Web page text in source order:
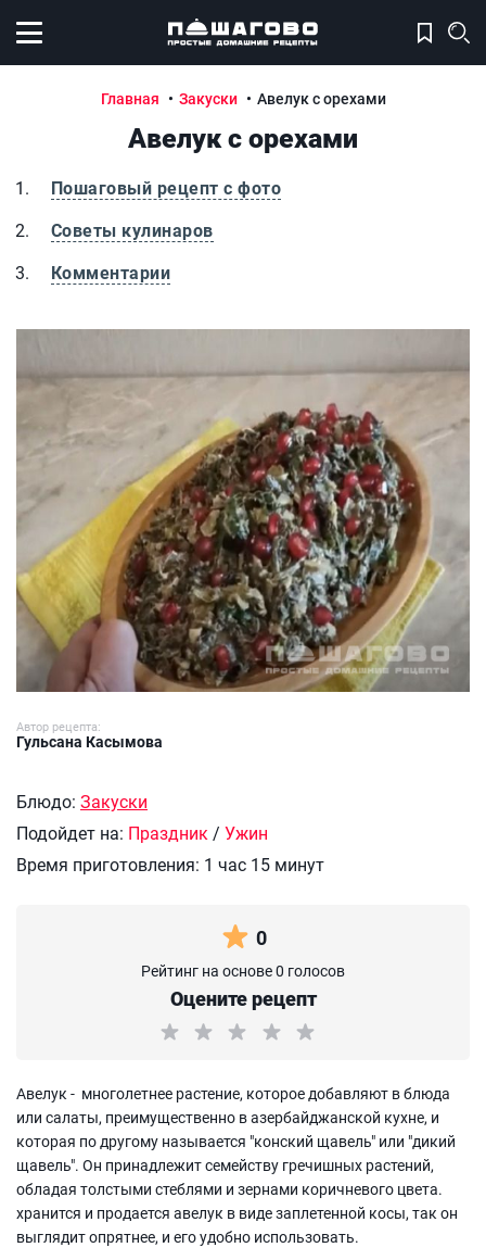
Открыть меню
Главная Закуски Авелук с орехами
Авелук с орехами
Пошаговый рецепт с фото
Советы кулинаров
Комментарии
Автор рецепта:
Гульсана Касымова
Блюдо: Закуски
Подойдет на: Праздник/ Ужин
Время приготовления: 1 час 15 минут
0
Рейтинг на основе 0 голосов
Оцените рецепт
Авелук - многолетнее растение, которое добавляют в блюда
или салаты, преимущественно в азербайджанской кухне, и
которая по другому называется "конский щавель" или "дикий
щавель". Он принадлежит семейству гречишных растений,
обладая толстыми стеблями и зернами коричневого цвета.
хранится и продается авелук в виде заплетенной косы, так он
выглядит опрятнее, и его удобно использовать.